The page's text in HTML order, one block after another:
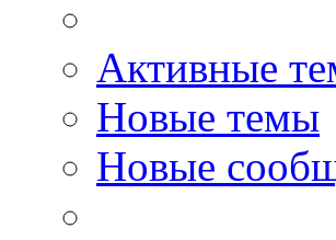
Активные
Новые темы
Новые